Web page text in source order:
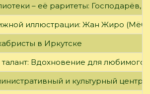
– её раритеты:
иллюстрации: Жан Жиро
в Иркутске
Вдохновение для любимого
и культурный центр